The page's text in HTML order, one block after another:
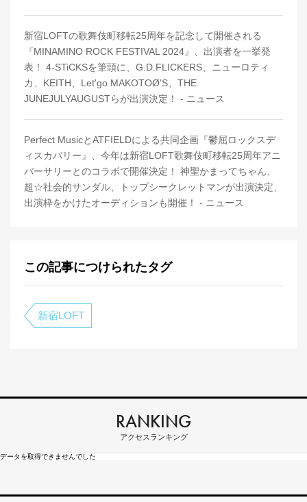
新宿LOFTの歌舞伎町移転25周年を記念して開催される
『MINAMINO ROCK FESTIVAL 2024』、出演者を一挙発
表！ 4-STiCKSを筆頭に、G.D.FLICKERS、ニューロティ
カ、KEITH、Let'go MAKOTOØ'S、THE
JUNEJULYAUGUSTらが出演決定！ - ニュース
Perfect MusicとATFIELDによる共同企画『鬱屈ロックスデ
ィスカバリー』、今年は新宿LOFT歌舞伎町移転25周年アニ
バーサリーとのコラボで開催決定！ 神聖かまってちゃん、
超☆社会的サンダル、トップシークレットマンが出演決定、
出演枠をかけたオーディションも開催！ - ニュース
この記事につけられたタグ
新宿LOFT
RANKING
アクセスランキング
データを取得できませんでした